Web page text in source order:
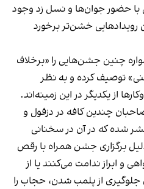
حضور جوان‌ها و نسل زد وجود
رویدادهایی خشن‌تر برخورد
چنین جشن‌هایی را «برخلاف
توصیف کرده و به نظر
از یکدیگر در این زمینه‌اند.
چندین کافه در دزفول و
شده که در آن در سخنانی
برگزاری جشن همراه با رقص
و ابراز ندامت می‌کنند یا از
از پلمب شدن، حجاب را